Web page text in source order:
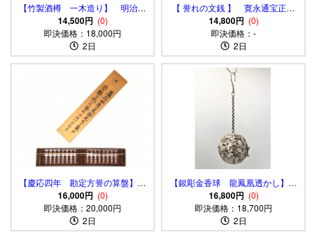
【竹製酒樽 一木造り】 明治～
昭和初期 正價札付き 蔵出
品
14,500円 (0)
即決価格：18,000円
2日
【 誉れの文銭 】 寛永通宝正字
背文 矢の孔２箇所 伝世品 桐
箱付
14,800円 (0)
即決価格：-
2日
【慶応四年 勘定方誉の算盤】
伝世品 起倒流柔術指南極め
16,000円 (0)
即決価格：20,000円
2日
【銀彫金香球 龍鳳凰透かし】
中国古玩 倣唐代薫香球
16,800円 (0)
即決価格：18,700円
2日